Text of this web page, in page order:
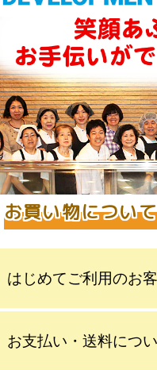
お買い物について
はじめてご利用のお
お支払い・送料につ